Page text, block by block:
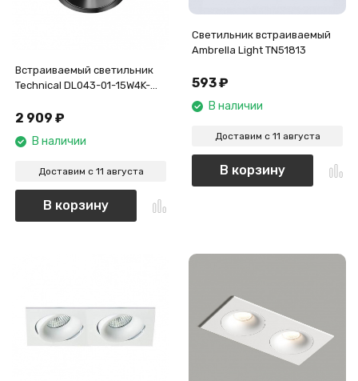
Встраиваемый светильник
Technical DL043-01-15W4K-
2 909 ₽
В наличии
Доставим с 11 августа
В корзину
Светильник встраиваемый
Ambrella Light TN51813
593₽
В наличии
Доставим с 11 августа
В корзину